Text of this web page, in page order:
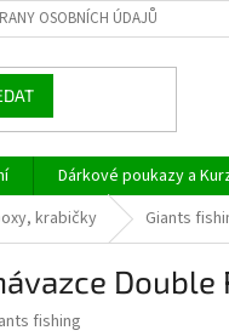
OSOBNÍCH ÚDAJŮ
Dárkové poukazy a
krabičky Giants
Double
fishing